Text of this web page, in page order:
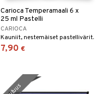
Carioca Temperamaali 6 x
25 ml Pastelli
CARIOCA
Kauniit, nestemäiset pastellivärit.
7,90 €